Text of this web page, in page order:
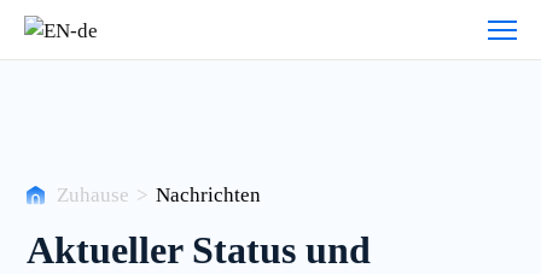
Nachrichten
Zuhause > Nachrichten
Aktueller Status und